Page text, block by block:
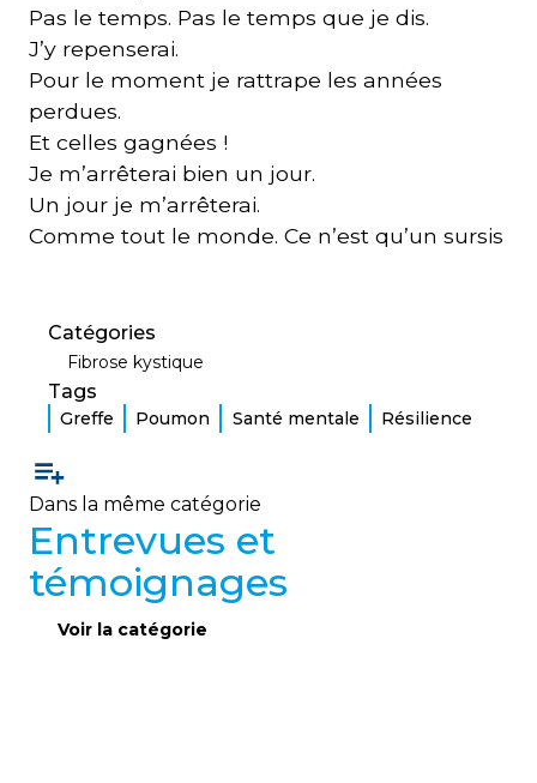
Pas le temps. Pas le temps que je dis.
J’y repenserai.
Pour le moment je rattrape les années
perdues.
Et celles gagnées !
Je m’arrêterai bien un jour.
Un jour je m’arrêterai.
Comme tout le monde. Ce n’est qu’un sursis
Catégories
Fibrose kystique
Tags
Greffe Poumon Santé mentale Résilience
Dans la même catégorie
Entrevues et
témoignages
Voir la catégorie